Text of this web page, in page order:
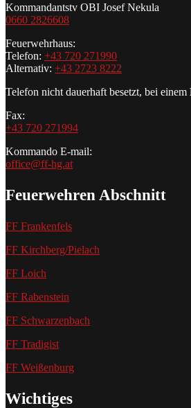
Kommandantstv OBI Josef Nekula
0660 2826608
Feuerwehrhaus:
Telefon: +43 720 271990
Alternativ: +43 2723 8222
Telefon nicht dauerhaft besetzt, bei einem
Fax:
+43 720 271994
Kommando E-mail:
office@ff-hg.at
Feuerwehren Abschnitt
FF Frankenfels
FF Kirchberg/Pielach
FF Loich
FF Rabenstein
FF Schwarzenbach
FF Tradigist
FF Weißenburg
Wichtiges